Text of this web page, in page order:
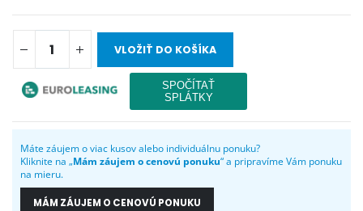
VLOŽIŤ DO KOŠÍKA
Máte záujem o viac kusov alebo individuálnu ponuku?
Kliknite na „Mám záujem o cenovú ponuku“ a pripravíme Vám ponuku
na mieru.
MÁM ZÁUJEM O CENOVÚ PONUKU